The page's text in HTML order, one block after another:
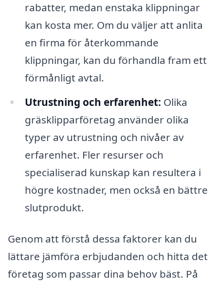
rabatter, medan enstaka klippningar
kan kosta mer. Om du väljer att anlita
en firma för återkommande
klippningar, kan du förhandla fram ett
förmånligt avtal.
Utrustning och erfarenhet: Olika
gräsklipparföretag använder olika
typer av utrustning och nivåer av
erfarenhet. Fler resurser och
specialiserad kunskap kan resultera i
högre kostnader, men också en bättre
slutprodukt.
Genom att förstå dessa faktorer kan du
lättare jämföra erbjudanden och hitta det
företag som passar dina behov bäst. På